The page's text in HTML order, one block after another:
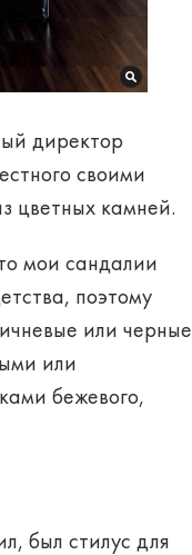
директор
своими
цветных камней.
мои сандалии
поэтому
или черные
или
бежевого,
был стилус для